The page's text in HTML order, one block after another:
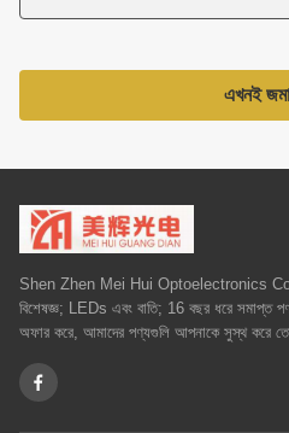
এখনই
Shen Zhen Mei Hui Optoelectronics Co.,
বিশেষজ্ঞ; LEDs এবং বাতি; 16 বছর ধরে সমাপ্ত
অফার করে, আমাদের পণ্যগুলি আপনাকে সুস্থ করে